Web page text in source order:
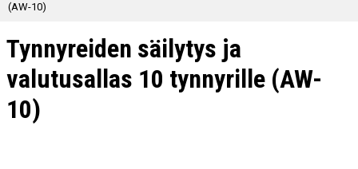
(AW-10)
Tynnyreiden säilytys ja
valutusallas 10 tynnyrille (AW-
10)